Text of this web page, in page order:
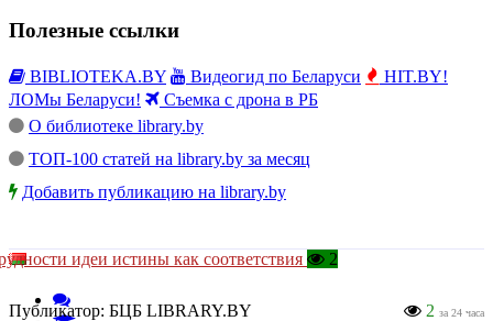
Полезные ссылки
BIBLIOTEKA.BY Видеогид по Беларуси
HIT.BY!
ЛОМы Беларуси!
Съемка с дрона в РБ
О библиотеке library.by
ТОП-100 статей на library.by за месяц
Добавить публикацию на library.by
идеи истины как соответствия 2
2 за 24 часа
Публикатор: БЦБ LIBRARY.BY